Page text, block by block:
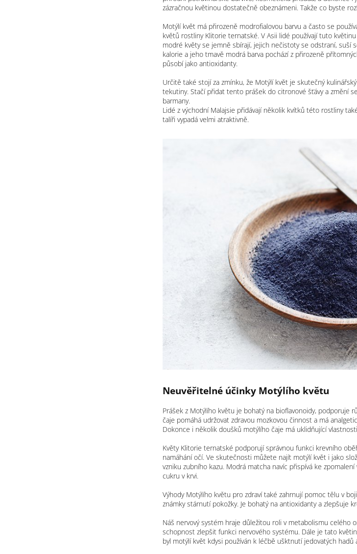
zázračnou květinou dostatečně obeznámeni. Takže co byste
Motýlí květ má přirozeně modrofialovou barvu a často se
květů rostliny Klitorie ternatské. V Asii lidé používají tuto
modré květy se jemně sbírají, jejich nečistoty se odstraní, suší
kalorie a jeho tmavě modrá barva pochází z přirozeně
působí jako antioxidanty.
Určitě také stojí za zmínku, že Motýlí květ je skutečný
tekutiny. Stačí přidat tento prášek do citronové šťávy a změní
barmany.
Lidé z východní Malajsie přidávají několik kvítků této rostliny
talíři vypadá velmi atraktivně.
Neuvěřitelné účinky Motýlího květu
Prášek z Motýlího květu je bohatý na bioflavonoidy, podporuje
čaje pomáhá udržovat zdravou mozkovou činnost a má
Dokonce i několik doušků motýlího čaje má uklidňující
Květy Klitorie ternatské podporují správnou funkci krevního
namáhání očí. Ve skutečnosti můžete najít motýlí květ i jako
vzniku zubního kazu. Modrá matcha navíc přispívá ke
cukru v krvi.
Výhody Motýlího květu pro zdraví také zahrnují pomoc tělu v
známky stárnutí pokožky. Je bohatý na antioxidanty a zlepšuje
Náš nervový systém hraje důležitou roli v metabolismu celého
schopnost zlepšit funkci nervového systému. Dále je tato
byl motýlí květ kdysi používán k léčbě ušktnutí jedovatých hadů